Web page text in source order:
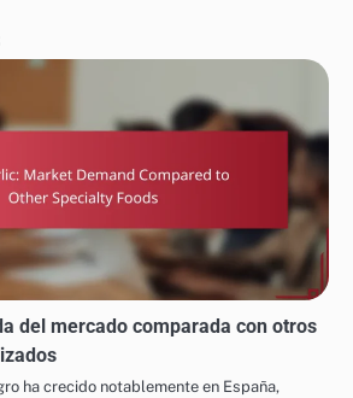
del mercado comparada con otros
ha crecido notablemente en España,